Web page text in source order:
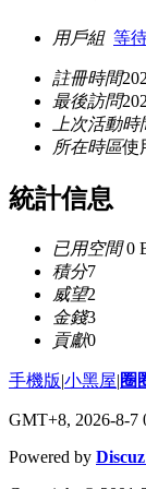
用戶組 等
註冊時間
最後訪問
上次活動時
所在時區使
統計信息
已用空間0
積分7
威望2
金錢3
貢獻0
手機版|小黑屋|圈
GMT+8, 2026-8-7
Powered by